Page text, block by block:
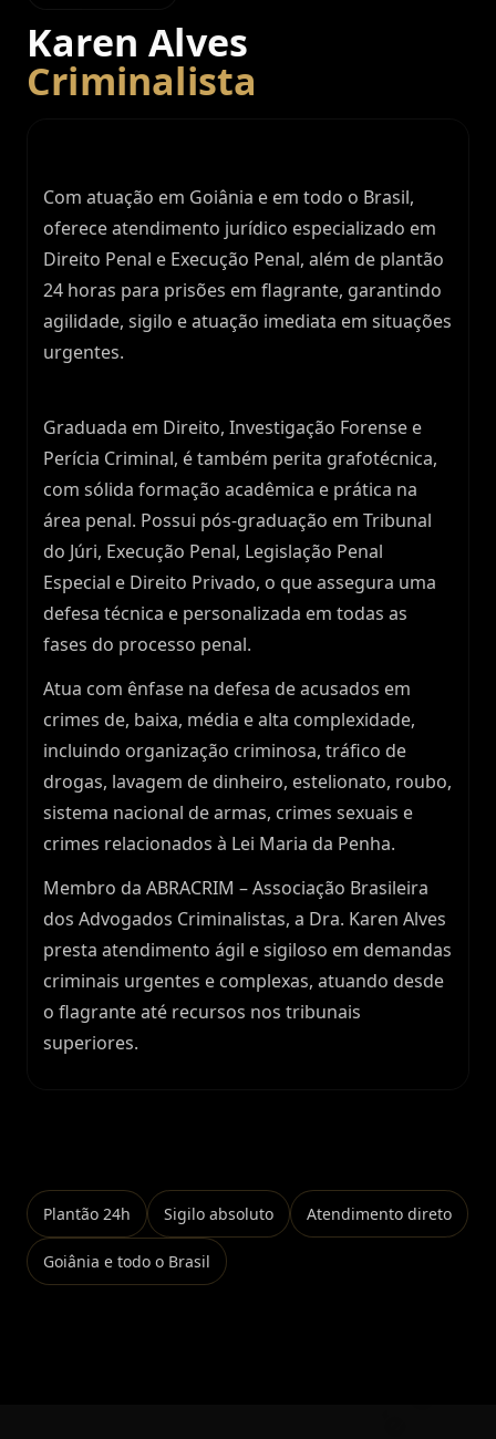
Karen Alves
Criminalista
Com atuação em Goiânia e em todo o Brasil,
oferece atendimento jurídico especializado em
Direito Penal e Execução Penal, além de plantão
24 horas para prisões em flagrante, garantindo
agilidade, sigilo e atuação imediata em situações
urgentes.
Graduada em Direito, Investigação Forense e
Perícia Criminal, é também perita grafotécnica,
com sólida formação acadêmica e prática na
área penal. Possui pós-graduação em Tribunal
do Júri, Execução Penal, Legislação Penal
Especial e Direito Privado, o que assegura uma
defesa técnica e personalizada em todas as
fases do processo penal.
Atua com ênfase na defesa de acusados em
crimes de, baixa, média e alta complexidade,
incluindo organização criminosa, tráfico de
drogas, lavagem de dinheiro, estelionato, roubo,
sistema nacional de armas, crimes sexuais e
crimes relacionados à Lei Maria da Penha.
Membro da ABRACRIM – Associação Brasileira
dos Advogados Criminalistas, a Dra. Karen Alves
presta atendimento ágil e sigiloso em demandas
criminais urgentes e complexas, atuando desde
o flagrante até recursos nos tribunais
superiores.
Plantão 24h Sigilo absoluto Atendimento direto
Goiânia e todo o Brasil